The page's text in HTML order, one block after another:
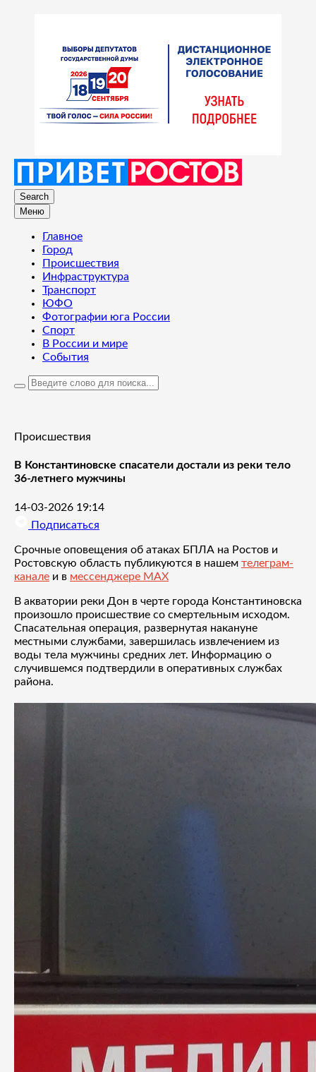
Search
Меню
Главное
Город
Происшествия
Инфраструктура
Транспорт
ЮФО
Фотографии юга России
Спорт
В России и мире
События
Происшествия
В Константиновске спасатели достали из реки тело
36-летнего мужчины
14-03-2026 19:14
Подписаться
Срочные оповещения об атаках БПЛА на Ростов и
Ростовскую область публикуются в нашем телеграм-
канале и в мессенджере MAX
В акватории реки Дон в черте города Константиновска
произошло происшествие со смертельным исходом.
Спасательная операция, развернутая накануне
местными службами, завершилась извлечением из
воды тела мужчины средних лет. Информацию о
случившемся подтвердили в оперативных службах
района.